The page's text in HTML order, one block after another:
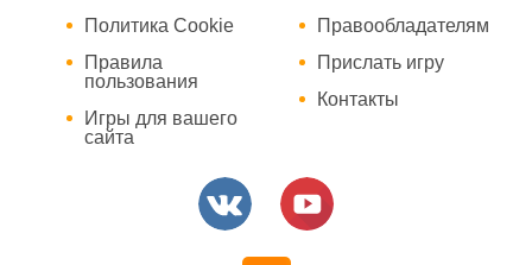
Политика Cookie
Правила
пользования
Игры для вашего
сайта
Правообладателям
Прислать игру
Контакты